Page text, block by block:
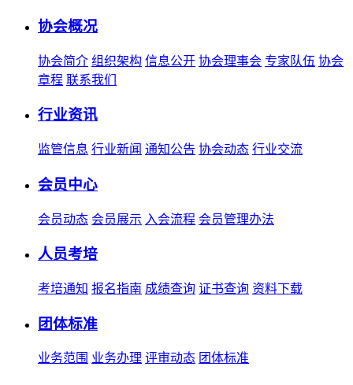
协会概况
协会简介 组织架构 信息公开 协会理事会 专家队伍 协会
章程 联系我们
行业资讯
监管信息 行业新闻 通知公告 协会动态 行业交流
会员中心
会员动态 会员展示 入会流程 会员管理办法
人员考培
考培通知 报名指南 成绩查询 证书查询 资料下载
团体标准
业务范围 业务办理 评审动态 团体标准